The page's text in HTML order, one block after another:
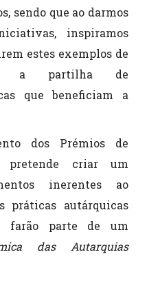
sendo que ao darmos
inspiramos
estes exemplos de
a partilha de
que beneficiam a
dos Prémios de
pretende criar um
inerentes ao
práticas autárquicas
farão parte de um
das Autarquias